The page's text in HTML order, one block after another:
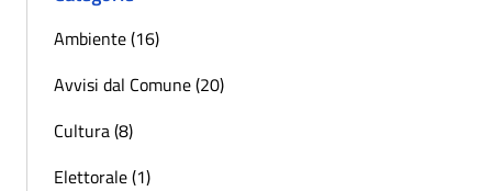
Ambiente (16)
Avvisi dal Comune (20)
Cultura (8)
Elettorale (1)